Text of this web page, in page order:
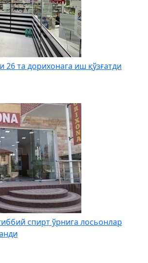
26 та дорихонага иш қўзғатди
спирт ўрнига лосьонлар